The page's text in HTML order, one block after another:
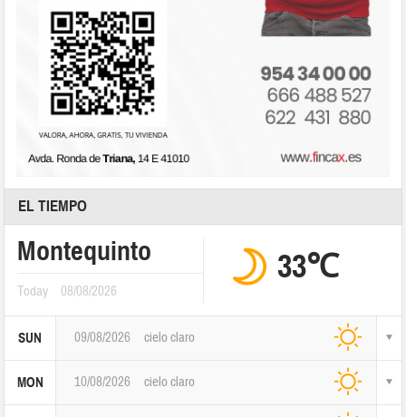
EL TIEMPO
Montequinto
Today 08/08/2026
33℃
SUN 09/08/2026 cielo claro
MON 10/08/2026 cielo claro